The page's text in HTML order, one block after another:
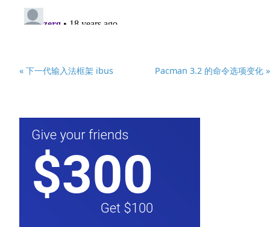
« 下一代输入法框架 ibus Pacman 3.2 的命令选项变化 »